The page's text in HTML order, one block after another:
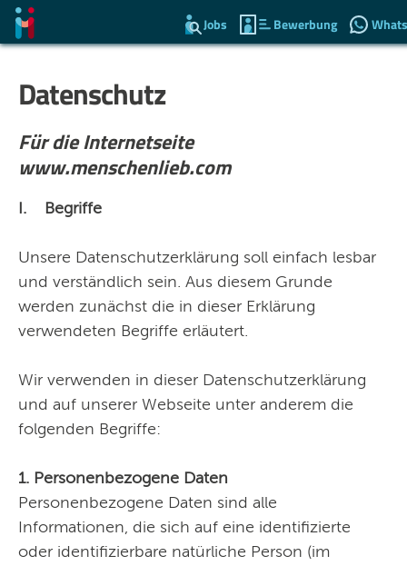
Jobs Bewerbung
Das Konzept
Jobangebote
Benefits
Bewerbung
Aktuelles
Wir suchen >
Kontakt
Pflegedienst Menschenlieb.
Folgen Sie uns auf Instagram, Facebook und TikTok:
Aktuelles, Hintergrundinformationen und Bilder
Datenschutz
Für die Internetseite
www.menschenlieb.com
I. Begriffe
Unsere Datenschutzerklärung soll einfach lesbar
und verständlich sein. Aus diesem Grunde
werden zunächst die in dieser Erklärung
verwendeten Begriffe erläutert.
Wir verwenden in dieser Datenschutzerklärung
und auf unserer Webseite unter anderem die
folgenden Begriffe:
1. Personenbezogene Daten
Personenbezogene Daten sind alle
Informationen, die sich auf eine identifizierte
oder identifizierbare natürliche Person (im